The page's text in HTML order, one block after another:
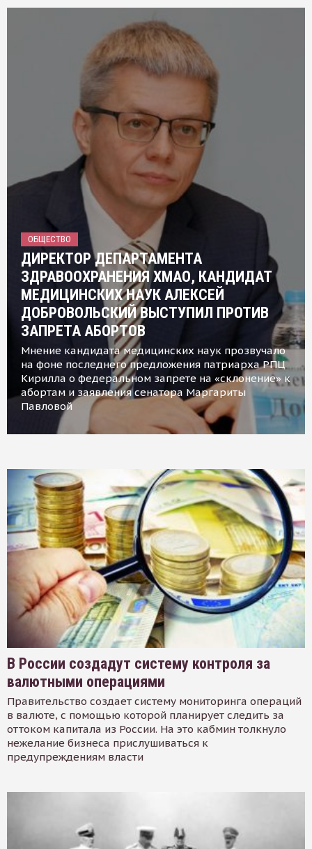
ОБЩЕСТВО
ДИРЕКТОР ДЕПАРТАМЕНТА
ЗДРАВООХРАНЕНИЯ ХМАО, КАНДИДАТ
МЕДИЦИНСКИХ НАУК АЛЕКСЕЙ
ДОБРОВОЛЬСКИЙ ВЫСТУПИЛ ПРОТИВ
ЗАПРЕТА АБОРТОВ
Мнение кандидата медицинских наук прозвучало
на фоне последнего предложения патриарха РПЦ
Кирилла о федеральном запрете на «склонение» к
абортам и заявления сенатора Маргариты
Павловой
В России создадут систему контроля за
валютными операциями
Правительство создает систему мониторинга операций
в валюте, с помощью которой планирует следить за
оттоком капитала из России. На это кабмин толкнуло
нежелание бизнеса прислушиваться к
предупреждениям власти